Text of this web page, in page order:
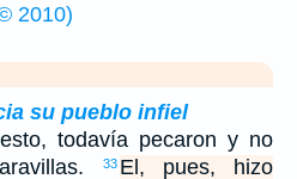
2010)
su pueblo infiel
todavía pecaron y no
33 El, pues, hizo